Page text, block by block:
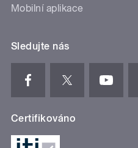
Mobilní aplikace
Sledujte nás
Certifikováno